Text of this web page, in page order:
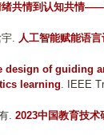
绪共情到认知共情
. 人工智能赋能语
design of guiding
learning. IEEE
. 2023中国教育技